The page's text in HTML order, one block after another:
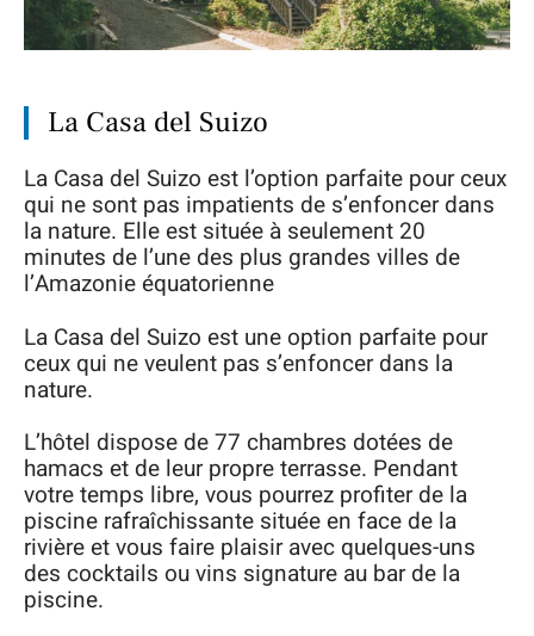
La Casa del Suizo
La Casa del Suizo est l’option parfaite pour ceux
qui ne sont pas impatients de s’enfoncer dans
la nature. Elle est située à seulement 20
minutes de l’une des plus grandes villes de
l’Amazonie équatorienne
La Casa del Suizo est une option parfaite pour
ceux qui ne veulent pas s’enfoncer dans la
nature.
L’hôtel dispose de 77 chambres dotées de
hamacs et de leur propre terrasse. Pendant
votre temps libre, vous pourrez profiter de la
piscine rafraîchissante située en face de la
rivière et vous faire plaisir avec quelques-uns
des cocktails ou vins signature au bar de la
piscine.